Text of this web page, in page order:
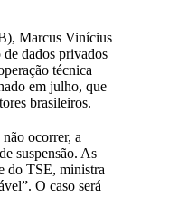
Marcus Vinícius
dados privados
técnica
em julho, que
brasileiros.
ocorrer, a
suspensão. As
do TSE, ministra
O caso será